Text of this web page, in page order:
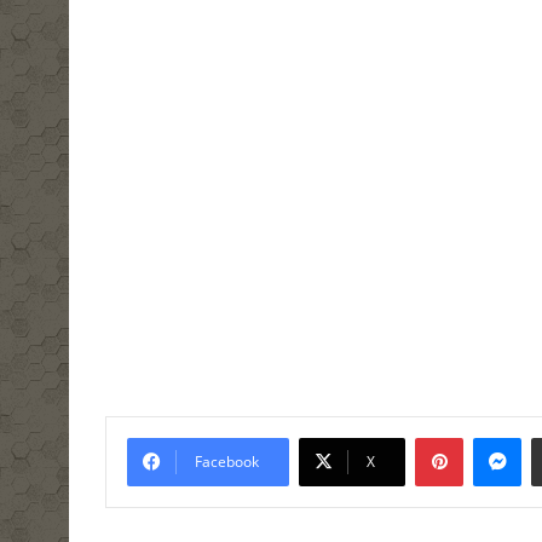
Facebook X
Pinterest